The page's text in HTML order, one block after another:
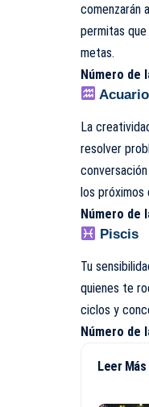
comenzarán
permitas
metas.
Número de
Acuario
La
resolver
los próximos
Número de
Piscis
Tu
quienes te
ciclos y
Número de
Leer Más